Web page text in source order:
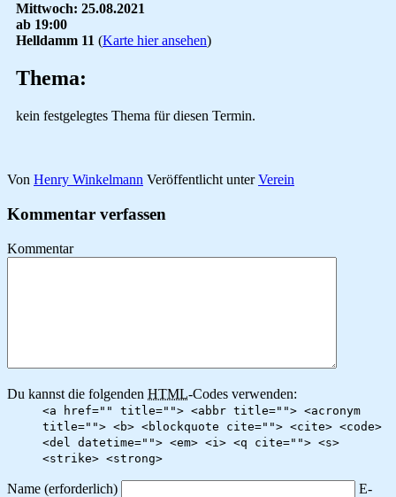
Mittwoch: 25.08.2021
ab 19:00
Helldamm 11 (Karte hier ansehen)
Thema:
kein festgelegtes Thema für diesen Termin.
Von Henry Winkelmann Veröffentlicht unter Verein
Kommentar verfassen
Kommentar
Du kannst die folgenden HTML-Codes verwenden:
<a href="" title=""> <abbr title=""> <acronym
title=""> <b> <blockquote cite=""> <cite> <code>
<del datetime=""> <em> <i> <q cite=""> <s>
<strike> <strong>
Name (erforderlich)
E-